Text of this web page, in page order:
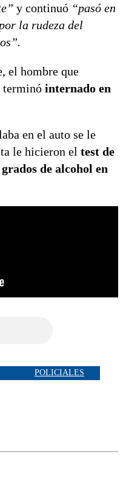
y continuó “pasó en
la rudeza del
el hombre que
terminó internado en
en el auto se le
le hicieron el test de
de alcohol en
POLICIALES